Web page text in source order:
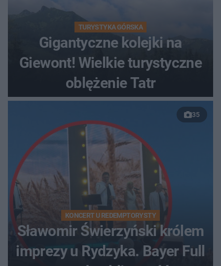
TURYSTYKA GÓRSKA
Gigantyczne kolejki na
Giewont! Wielkie turystyczne
oblężenie Tatr
35
KONCERT U REDEMPTORYSTY
Sławomir Świerzyński królem
imprezy u Rydzyka. Bayer Full